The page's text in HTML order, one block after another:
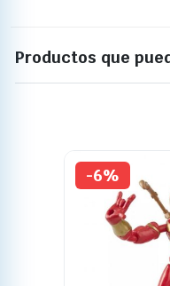
Productos que
-6%